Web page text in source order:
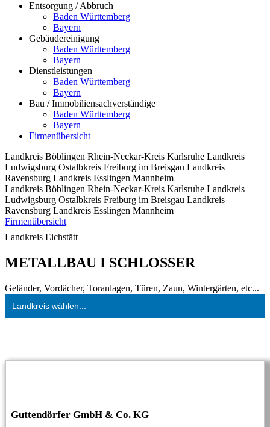
Entsorgung / Abbruch
Baden Württemberg
Bayern
Gebäudereinigung
Baden Württemberg
Bayern
Dienstleistungen
Baden Württemberg
Bayern
Bau / Immobiliensachverständige
Baden Württemberg
Bayern
Firmenübersicht
Landkreis Böblingen Rhein-Neckar-Kreis Karlsruhe Landkreis
Ludwigsburg Ostalbkreis Freiburg im Breisgau Landkreis
Ravensburg Landkreis Esslingen Mannheim
Landkreis Böblingen Rhein-Neckar-Kreis Karlsruhe Landkreis
Ludwigsburg Ostalbkreis Freiburg im Breisgau Landkreis
Ravensburg Landkreis Esslingen Mannheim
Firmenübersicht
Landkreis Eichstätt
METALLBAU I SCHLOSSER
Geländer, Vordächer, Toranlagen, Türen, Zaun, Wintergärten, etc...
Landkreis wählen...
Guttendörfer GmbH & Co. KG